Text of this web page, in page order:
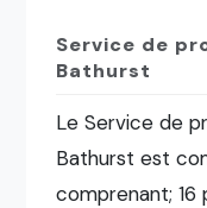
Service de
Bathurst
Le Service de
Bathurst est
comprenant; 16